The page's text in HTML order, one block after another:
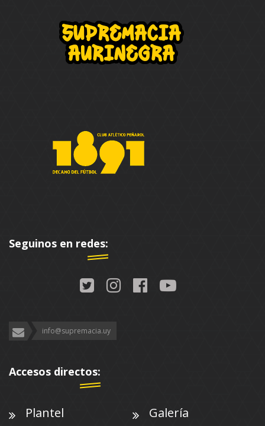
Seguinos en redes:
info@supremacia.uy
Accesos directos:
Plantel Galería